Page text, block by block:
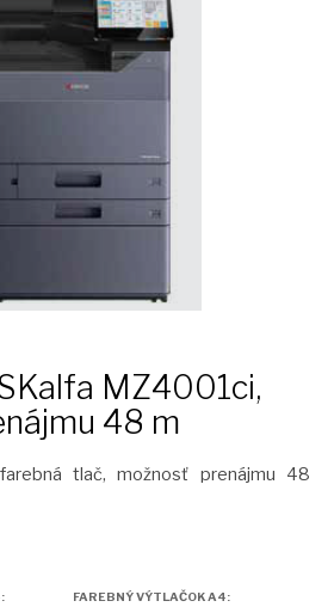
MZ4001ci,
48 m
tlač, možnosť prenájmu 48
FAREBNÝ VÝTLAČOK A4: